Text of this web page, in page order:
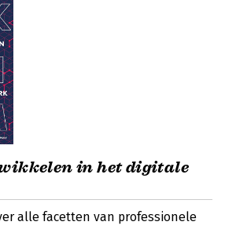
in het digitale
alle facetten van professionele